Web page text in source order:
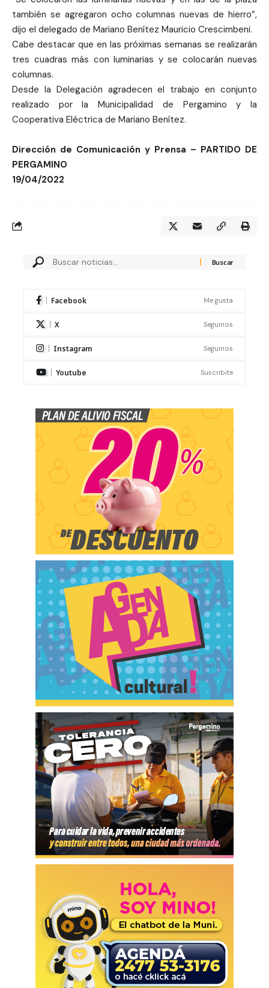
también se agregaron ocho columnas nuevas de hierro”,
dijo el delegado de Mariano Benítez Mauricio Crescimbeni.
Cabe destacar que en las próximas semanas se realizarán
tres cuadras más con luminarias y se colocarán nuevas
columnas.
Desde la Delegación agradecen el trabajo en conjunto
realizado por la Municipalidad de Pergamino y la
Cooperativa Eléctrica de Mariano Benítez.
Dirección de Comunicación y Prensa – PARTIDO DE
PERGAMINO
19/04/2022
Facebook Me gusta
X Seguinos
Instagram Seguinos
Youtube Suscribite